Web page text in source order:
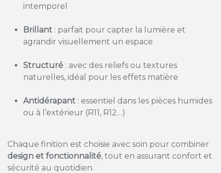
intemporel
Brillant : parfait pour capter la lumière et
agrandir visuellement un espace
Structuré : avec des reliefs ou textures
naturelles, idéal pour les effets matière
Antidérapant : essentiel dans les pièces humides
ou à l’extérieur (R11, R12…)
Chaque finition est choisie avec soin pour combiner
design et fonctionnalité, tout en assurant confort et
sécurité au quotidien.